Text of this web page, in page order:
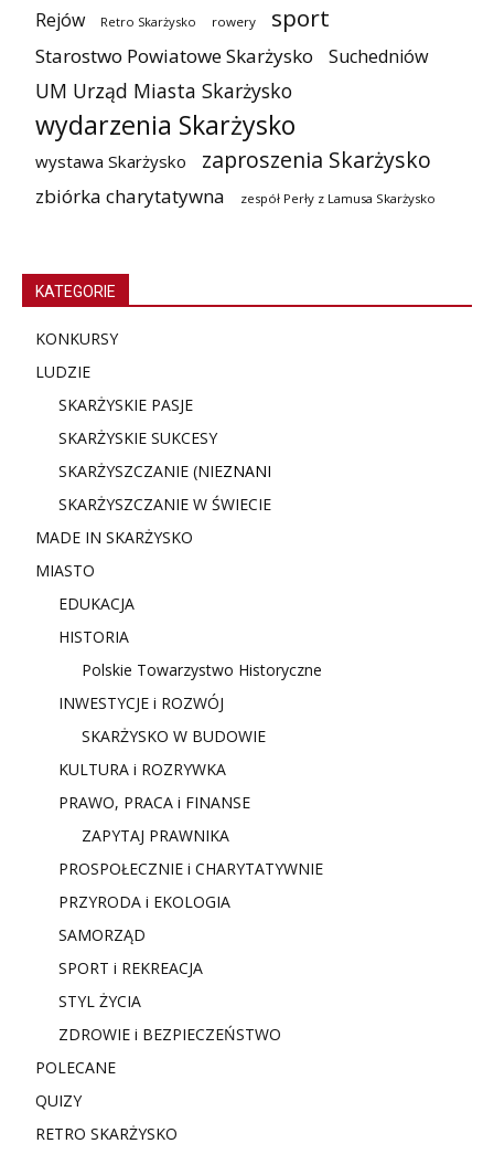
Rejów Retro Skarżysko rowery sport
Starostwo Powiatowe Skarżysko Suchedniów
UM Urząd Miasta Skarżysko
wydarzenia Skarżysko
wystawa Skarżysko zaproszenia Skarżysko
zbiórka charytatywna zespół Perły z Lamusa Skarżysko
KATEGORIE
KONKURSY
LUDZIE
SKARŻYSKIE PASJE
SKARŻYSKIE SUKCESY
SKARŻYSZCZANIE (NIEZNANI
SKARŻYSZCZANIE W ŚWIECIE
MADE IN SKARŻYSKO
MIASTO
EDUKACJA
HISTORIA
Polskie Towarzystwo Historyczne
INWESTYCJE i ROZWÓJ
SKARŻYSKO W BUDOWIE
KULTURA i ROZRYWKA
PRAWO, PRACA i FINANSE
ZAPYTAJ PRAWNIKA
PROSPOŁECZNIE i CHARYTATYWNIE
PRZYRODA i EKOLOGIA
SAMORZĄD
SPORT i REKREACJA
STYL ŻYCIA
ZDROWIE i BEZPIECZEŃSTWO
POLECANE
QUIZY
RETRO SKARŻYSKO